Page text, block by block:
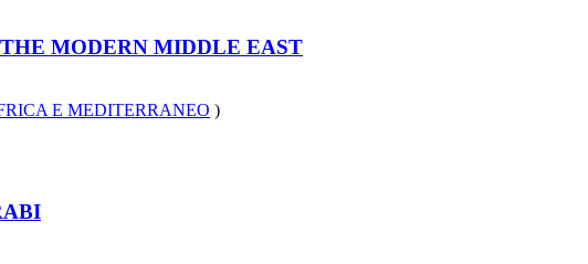
MODERN MIDDLE EAST
E MEDITERRANEO )